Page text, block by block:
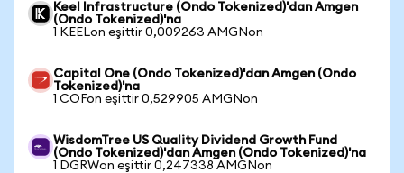
Keel Infrastructure (Ondo Tokenized)'dan Amgen
(Ondo Tokenized)'na
1 KEELon eşittir 0,009263 AMGNon
Capital One (Ondo Tokenized)'dan Amgen (Ondo
Tokenized)'na
1 COFon eşittir 0,529905 AMGNon
WisdomTree US Quality Dividend Growth Fund
(Ondo Tokenized)'dan Amgen (Ondo Tokenized)'na
1 DGRWon eşittir 0,247338 AMGNon